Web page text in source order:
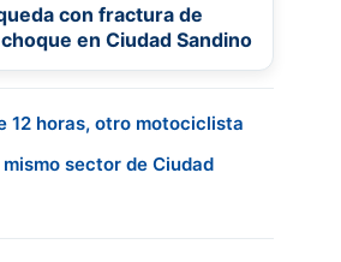
con fractura de
en Ciudad Sandino
12 horas, otro motociclista
sector de Ciudad